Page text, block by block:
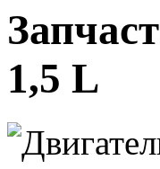
1,5 L